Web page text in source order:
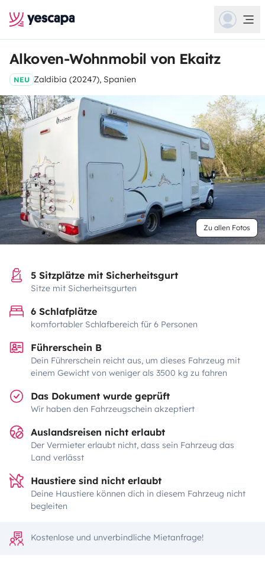
Alkoven-Wohnmobil von Ekaitz
NEU Zaldibia (20247), Spanien
Zu allen Fotos
5 Sitzplätze mit Sicherheitsgurt
Sitze mit Sicherheitsgurten
6 Schlafplätze
komfortabler Schlafbereich für 6 Personen
Führerschein B
Dein Führerschein reicht aus, um dieses Fahrzeug mit
einem Gewicht von weniger als 3500 kg zu fahren
Das Dokument wurde geprüft
Wir haben den Fahrzeugschein akzeptiert
Auslandsreisen nicht erlaubt
Der Vermieter erlaubt nicht, dass sein Fahrzeug das
Land verlässt
Haustiere sind nicht erlaubt
Deine Haustiere können dich in diesem Fahrzeug nicht
begleiten
Kostenlose und unverbindliche Mietanfrage!